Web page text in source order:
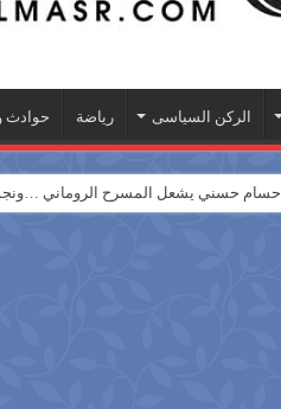
الركن السياسى رياضة حوادث
حسام حسني يشعل المسرح الروماني